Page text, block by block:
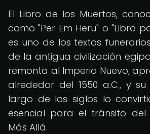
El Libro de los Muertos,
como "Per Em Heru" o "Libro
es uno de los textos
de la antigua civilización
remonta al Imperio Nuevo,
alrededor del 1550 a.C., y
largo de los siglos lo
esencial para el tránsito
Más Allá.